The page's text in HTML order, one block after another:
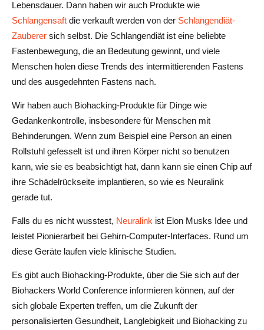
Lebensdauer. Dann haben wir auch Produkte wie
Schlangensaft die verkauft werden von der Schlangendiät-
Zauberer sich selbst. Die Schlangendiät ist eine beliebte
Fastenbewegung, die an Bedeutung gewinnt, und viele
Menschen holen diese Trends des intermittierenden Fastens
und des ausgedehnten Fastens nach.
Wir haben auch Biohacking-Produkte für Dinge wie
Gedankenkontrolle, insbesondere für Menschen mit
Behinderungen. Wenn zum Beispiel eine Person an einen
Rollstuhl gefesselt ist und ihren Körper nicht so benutzen
kann, wie sie es beabsichtigt hat, dann kann sie einen Chip auf
ihre Schädelrückseite implantieren, so wie es Neuralink
gerade tut.
Falls du es nicht wusstest, Neuralink ist Elon Musks Idee und
leistet Pionierarbeit bei Gehirn-Computer-Interfaces. Rund um
diese Geräte laufen viele klinische Studien.
Es gibt auch Biohacking-Produkte, über die Sie sich auf der
Biohackers World Conference informieren können, auf der
sich globale Experten treffen, um die Zukunft der
personalisierten Gesundheit, Langlebigkeit und Biohacking zu